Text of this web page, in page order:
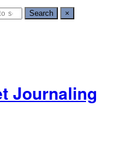
Search ×
Journaling